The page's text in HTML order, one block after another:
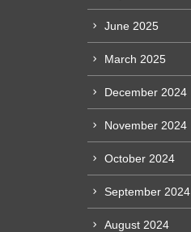
June 2025
March 2025
December 2024
November 2024
October 2024
September 2024
August 2024